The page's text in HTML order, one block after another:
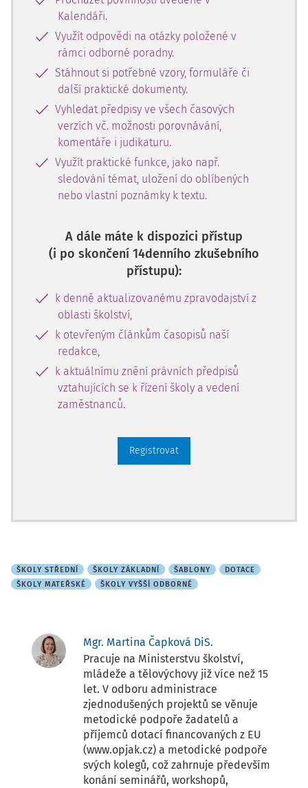
Kalendáři.
Využít odpovědi na otázky položené v
rámci odborné poradny.
Stáhnout si potřebné vzory, formuláře či
další praktické dokumenty.
Vyhledat předpisy ve všech časových
verzích vč. možnosti porovnávání,
komentáře i judikaturu.
Využít praktické funkce, jako např.
sledování témat, uložení do oblíbených
nebo vlastní poznámky k textu.
A dále máte k dispozici přístup
(i po skončení 14denního zkušebního
přístupu):
k denně aktualizovanému zpravodajství z
oblasti školství,
k otevřeným článkům časopisů naší
redakce,
k aktuálnímu znění právních předpisů
vztahujících se k řízení školy a vedení
zaměstnanců.
Registrovat
ŠKOLY STŘEDNÍ ŠKOLY ZÁKLADNÍ ŠABLONY
DOTACE
ŠKOLY MATEŘSKÉ
ŠKOLY VYŠŠÍ ODBORNÉ
Mgr. Martina Čapková DiS.
Pracuje na Ministerstvu školství,
mládeže a tělovýchovy již více než 15
let. V odboru administrace
zjednodušených projektů se věnuje
metodické podpoře žadatelů a
příjemců dotací financovaných z EU
(www.opjak.cz) a metodické podpoře
svých kolegů, což zahrnuje především
konání seminářů, workshopů,